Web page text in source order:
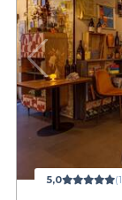
5,0